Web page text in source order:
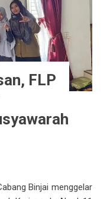
FLP
Binjai menggelar